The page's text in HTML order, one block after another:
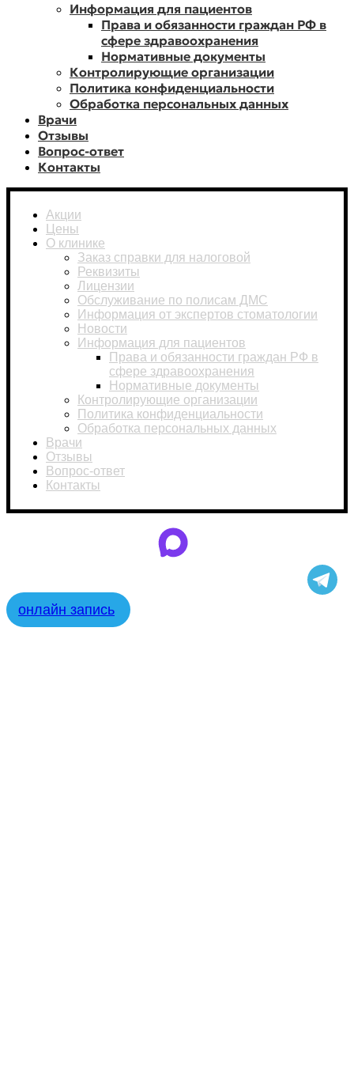
Информация для пациентов
Права и обязанности граждан РФ в
сфере здравоохранения
Нормативные документы
Контролирующие организации
Политика конфиденциальности
Обработка персональных данных
Врачи
Отзывы
Вопрос-ответ
Контакты
Акции
Цены
О клинике
Заказ справки для налоговой
Реквизиты
Лицензии
Обслуживание по полисам ДМС
Информация от экспертов стоматологии
Новости
Информация для пациентов
Права и обязанности граждан РФ в
сфере здравоохранения
Нормативные документы
Контролирующие организации
Политика конфиденциальности
Обработка персональных данных
Врачи
Отзывы
Вопрос-ответ
Контакты
онлайн запись